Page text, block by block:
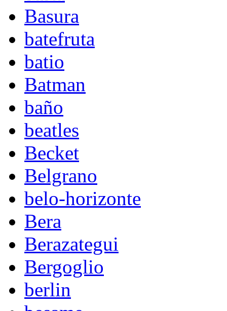
Basura
batefruta
batio
Batman
baño
beatles
Becket
Belgrano
belo-horizonte
Bera
Berazategui
Bergoglio
berlin